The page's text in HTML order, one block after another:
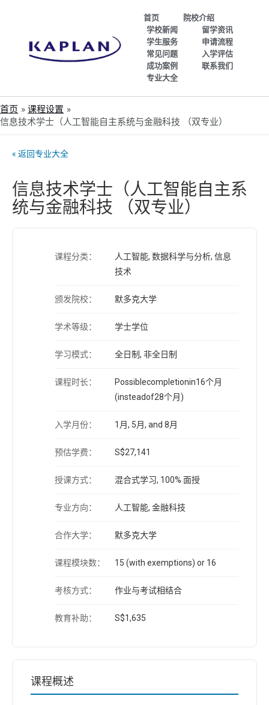
首页
院校介绍
学校新闻
留学资讯
学生服务
申请流程
常见问题
入学评估
成功案例
联系我们
专业大全
首页
课程设置
信息技术学士（人工智能自主系统与金融科技 （双专业）
« 返回专业大全
信息技术学士（人工智能自主系
统与金融科技 （双专业）
课程分类：
人工智能, 数据科学与分析, 信息
技术
颁发院校： 默多克大学
学术等级： 学士学位
学习模式： 全日制, 非全日制
课程时长：
Possiblecompletionin16个月
(insteadof28个月)
入学月份： 1月, 5月, and 8月
预估学费： S$27,141
授课方式： 混合式学习, 100% 面授
专业方向： 人工智能, 金融科技
合作大学： 默多克大学
课程模块数： 15 (with exemptions) or 16
考核方式： 作业与考试相结合
教育补助： S$1,635
课程概述